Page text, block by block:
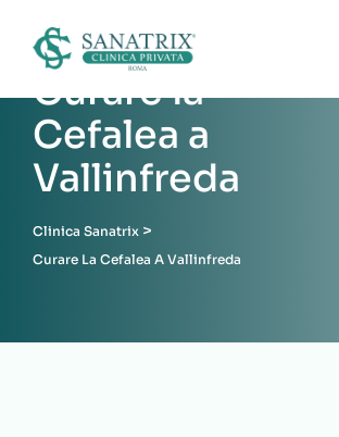
content
Curare la
Cefalea a
Vallinfreda
Clinica Sanatrix >
Curare La Cefalea A Vallinfreda